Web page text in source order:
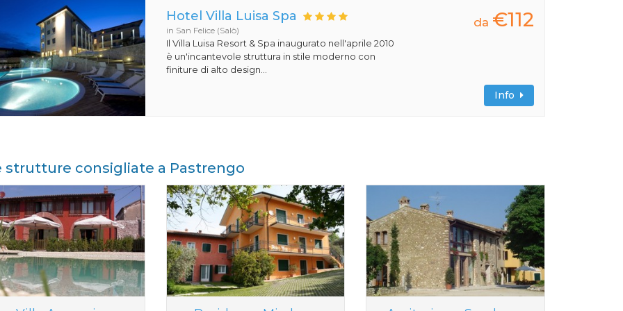
Hotel Villa Luisa Spa
in San Felice (Salò)
Il Villa Luisa Resort & Spa inaugurato nell'aprile 2010
è un'incantevole struttura in stile moderno con
finiture di alto design...
da €112
Info
strutture consigliate a Pastrengo